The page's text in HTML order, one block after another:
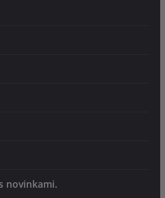
novinkami.